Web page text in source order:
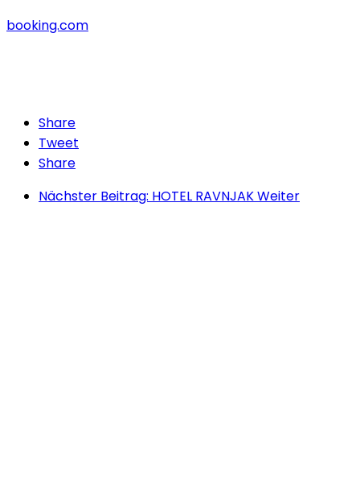
booking.com
Share
Tweet
Share
Nächster Beitrag: HOTEL RAVNJAKWeiter